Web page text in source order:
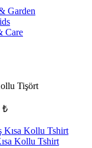
Garden
Care
Tişört
₺
Kollu Tshirt